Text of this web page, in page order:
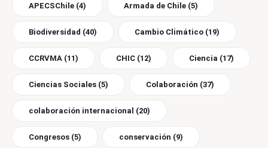
APECSChile (4) Armada de Chile (5)
Biodiversidad (40) Cambio Climático (19)
CCRVMA (11) CHIC (12) Ciencia (17)
Ciencias Sociales (5) Colaboración (37)
colaboración internacional (20)
Congresos (5) conservación (9)